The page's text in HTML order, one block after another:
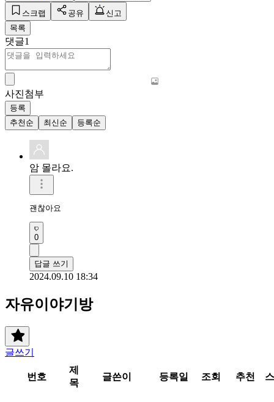
스크랩 공유
신고
목록
댓글1
사진첨부
등록
추천순
최신순 등록순
암 몰라요.
괜찮아요
0
답글 쓰기
2024.09.10 18:34
자유이야기방
글쓰기
번호
제
목
글쓴이 등록일 조회 추천